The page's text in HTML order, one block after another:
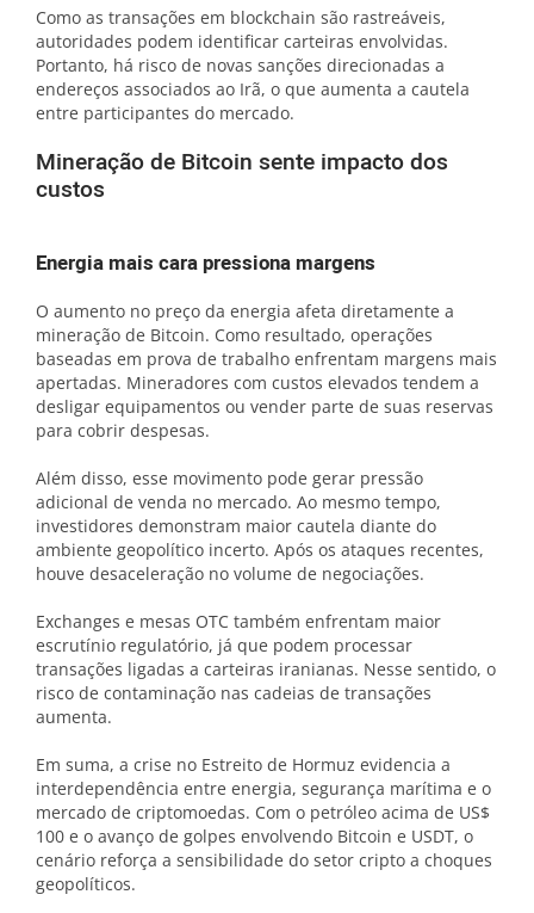
Como as transações em blockchain são rastreáveis,
autoridades podem identificar carteiras envolvidas.
Portanto, há risco de novas sanções direcionadas a
endereços associados ao Irã, o que aumenta a cautela
entre participantes do mercado.
Mineração de Bitcoin sente impacto dos
custos
Energia mais cara pressiona margens
O aumento no preço da energia afeta diretamente a
mineração de Bitcoin. Como resultado, operações
baseadas em prova de trabalho enfrentam margens mais
apertadas. Mineradores com custos elevados tendem a
desligar equipamentos ou vender parte de suas reservas
para cobrir despesas.
Além disso, esse movimento pode gerar pressão
adicional de venda no mercado. Ao mesmo tempo,
investidores demonstram maior cautela diante do
ambiente geopolítico incerto. Após os ataques recentes,
houve desaceleração no volume de negociações.
Exchanges e mesas OTC também enfrentam maior
escrutínio regulatório, já que podem processar
transações ligadas a carteiras iranianas. Nesse sentido, o
risco de contaminação nas cadeias de transações
aumenta.
Em suma, a crise no Estreito de Hormuz evidencia a
interdependência entre energia, segurança marítima e o
mercado de criptomoedas. Com o petróleo acima de US$
100 e o avanço de golpes envolvendo Bitcoin e USDT, o
cenário reforça a sensibilidade do setor cripto a choques
geopolíticos.